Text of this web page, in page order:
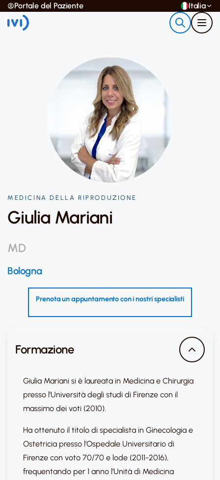
Portale del Paziente Italia
MEDICINA DELLA RIPRODUZIONE
Giulia Mariani
MD
Bologna
Prenota un appuntamento con i nostri specialisti
Formazione
Giulia Mariani si è laureata in Medicina e Chirurgia
presso l’Università degli studi di Firenze con il
massimo dei voti (2010).
Ha ottenuto il titolo di specialista in Ginecologia e
Ostetricia presso l’Ospedale Universitario di
Firenze con voto 70/70 e lode (2011-2016),
frequentando per 1 anno l’Unità di Medicina